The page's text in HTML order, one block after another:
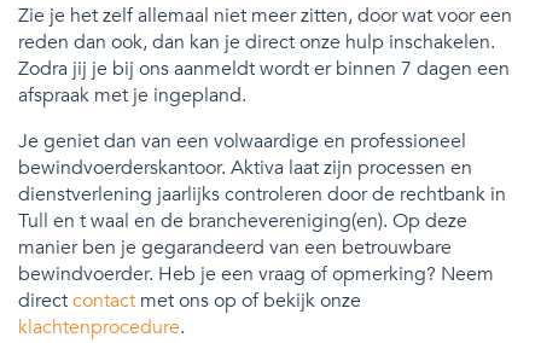
Zie je het zelf allemaal niet meer zitten, door wat voor een
reden dan ook, dan kan je direct onze hulp inschakelen.
Zodra jij je bij ons aanmeldt wordt er binnen 7 dagen een
afspraak met je ingepland.
Je geniet dan van een volwaardige en professioneel
bewindvoerderskantoor. Aktiva laat zijn processen en
dienstverlening jaarlijks controleren door de rechtbank in
Tull en t waal en de branchevereniging(en). Op deze
manier ben je gegarandeerd van een betrouwbare
bewindvoerder. Heb je een vraag of opmerking? Neem
directcontact met ons op of bekijk onze
klachtenprocedure.